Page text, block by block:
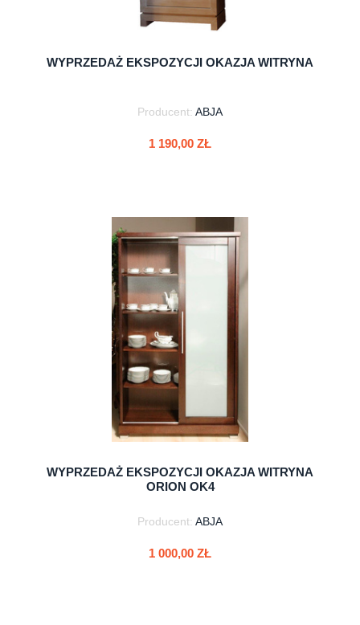
WYPRZEDAŻ EKSPOZYCJI OKAZJA WITRYNA
Producent: ABJA
1 190,00 ZŁ
do koszyka
WYPRZEDAŻ EKSPOZYCJI OKAZJA WITRYNA
ORION OK4
Producent: ABJA
1 000,00 ZŁ